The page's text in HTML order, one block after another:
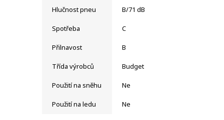
Hlučnost pneu B/71 dB
Spotřeba C
Přilnavost B
Třída výrobců Budget
Použití na sněhu Ne
Použití na ledu Ne